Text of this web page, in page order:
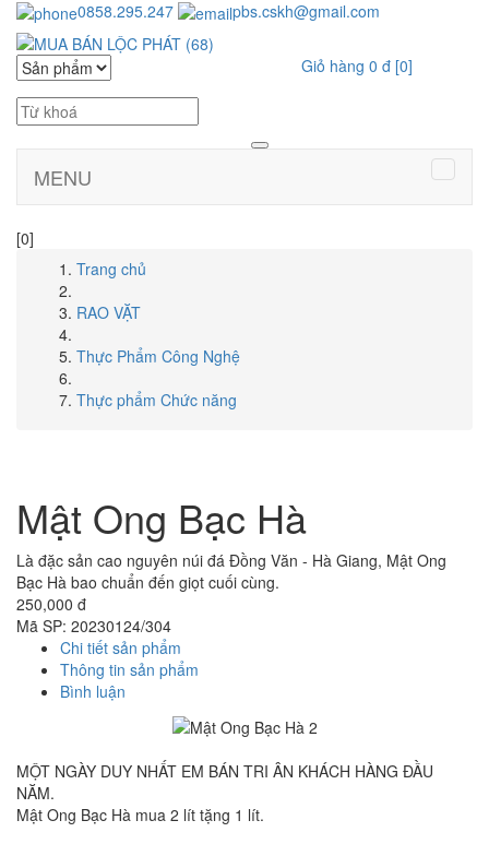
0858.295.247 pbs.cskh@gmail.com
Giỏ hàng 0 đ [0]
MENU
[0]
Trang chủ
RAO VẶT
Thực Phẩm Công Nghệ
Thực phẩm Chức năng
Mật Ong Bạc Hà
Là đặc sản cao nguyên núi đá Đồng Văn - Hà Giang, Mật Ong
Bạc Hà bao chuẩn đến giọt cuối cùng.
250,000 đ
Mã SP: 20230124/304
Chi tiết sản phẩm
Thông tin sản phẩm
Bình luận
MỘT NGÀY DUY NHẤT EM BÁN TRI ÂN KHÁCH HÀNG ĐẦU
NĂM.
Mật Ong Bạc Hà mua 2 lít tặng 1 lít.